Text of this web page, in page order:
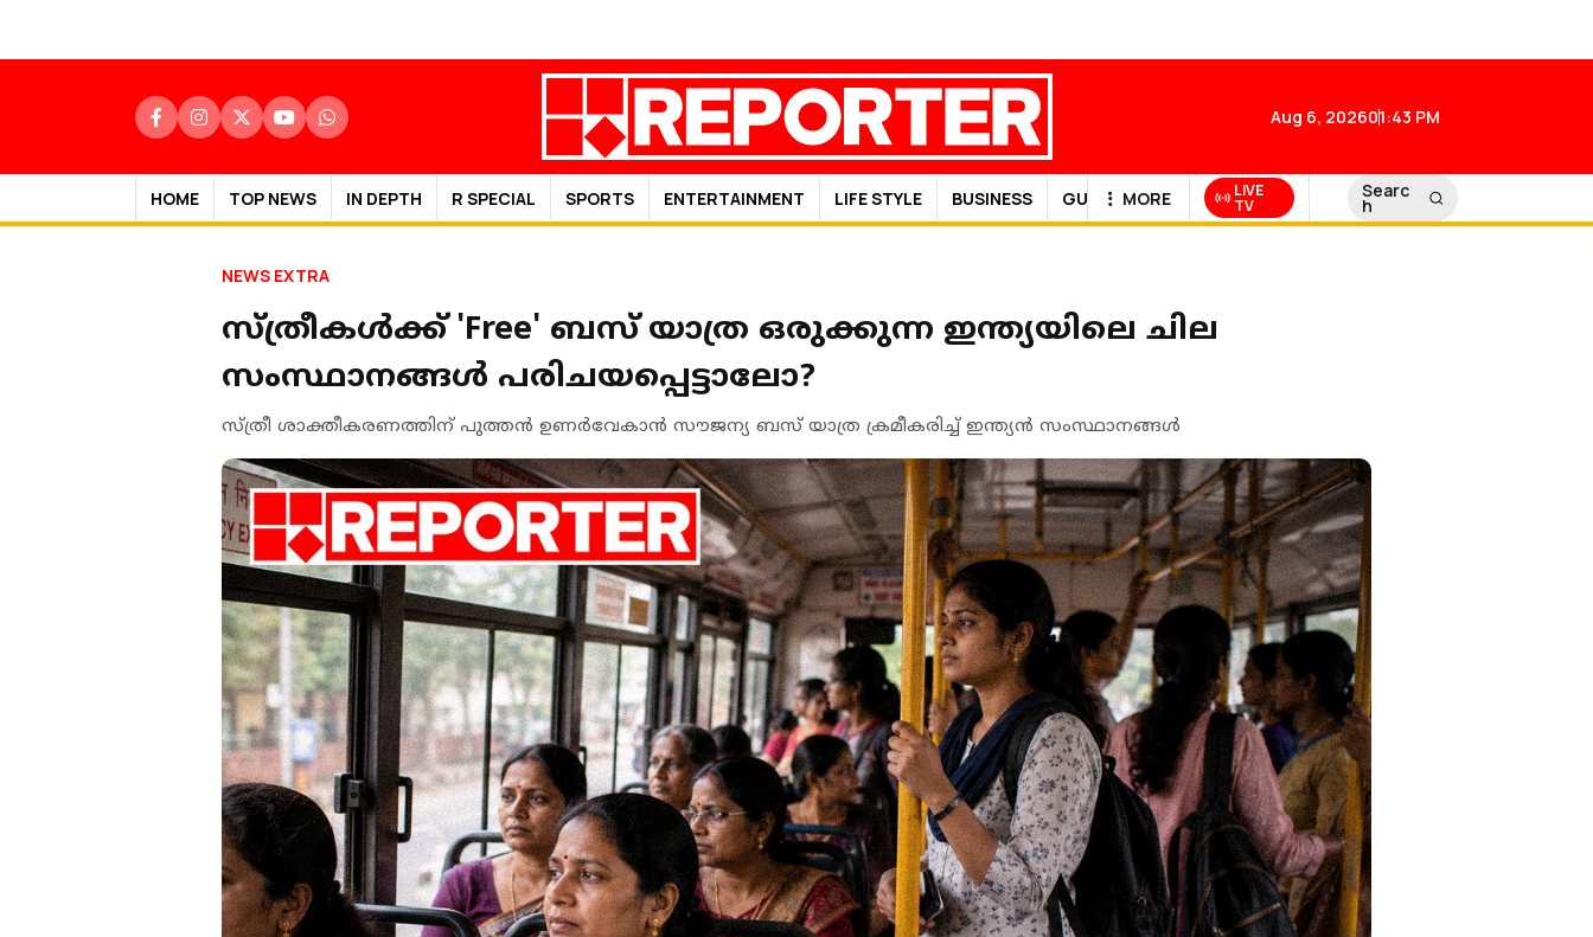
Aug 6, 202601:43 PM
HOME TOP NEWS IN DEPTH R SPECIAL SPORTS ENTERTAINMENT LIFE STYLE BUSINESS GULF NEWS
MORE LIVE
TV
Searc
h
NEWS EXTRA
സ്ത്രീകൾക്ക് 'Free' ബസ് യാത്ര ഒരുക്കുന്ന ഇന്ത്യയിലെ ചില
സംസ്ഥാനങ്ങൾ പരിചയപ്പെട്ടാലോ?
സ്ത്രീ ശാക്തീകരണത്തിന് പുത്തൻ ഉണർവേകാൻ സൗജന്യ ബസ് യാത്ര ക്രമീകരിച്ച്‌ ഇന്ത്യൻ സംസ്ഥാനങ്ങൾ